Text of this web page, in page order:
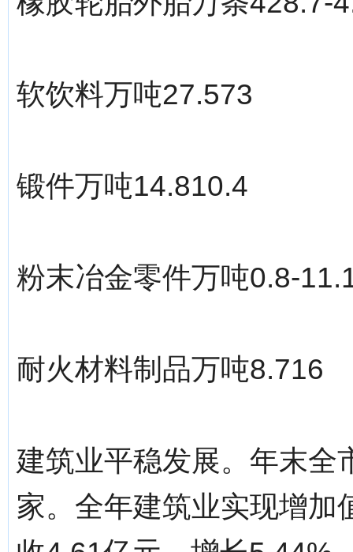
软饮料万吨27.573
锻件万吨14.810.4
粉末冶金零件万吨0.8-
耐火材料制品万吨8.716
建筑业平稳发展。年末全
家。全年建筑业实现增加